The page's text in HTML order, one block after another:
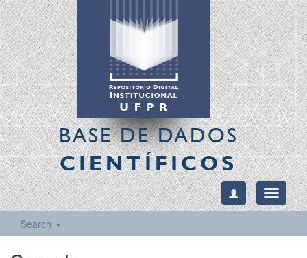
BASE DE DADOS
CIENTÍFICOS
Toggle
Search